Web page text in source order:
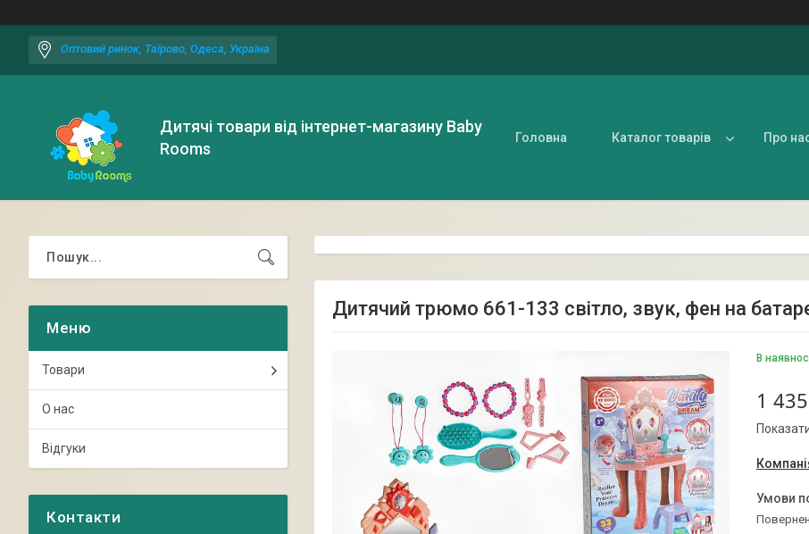
Оптовий ринок, Таїрово, Одеса, Україна
Дитячі товари від інтернет-магазину Baby
Rooms
Головна Каталог товарів Про
Дитячий трюмо 661-133 світло, звук, фен на
В
1
Товари
О нас
Відгуки